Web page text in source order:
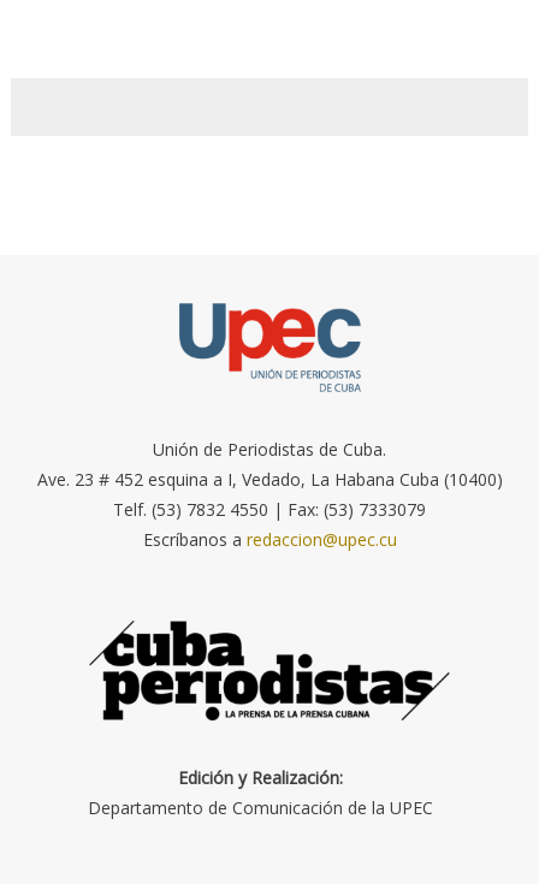
Unión de Periodistas de Cuba.
Ave. 23 # 452 esquina a I, Vedado, La Habana Cuba (10400)
Telf. (53) 7832 4550 | Fax: (53) 7333079
Escríbanos a redaccion@upec.cu
Edición y Realización:
Departamento de Comunicación de la UPEC